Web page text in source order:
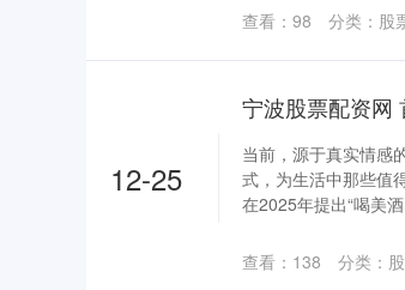
查看： 98 分类： 股
12-25
当前，源于真实情感
式，为生活中那些值
在2025年提出“喝美
查看： 138 分类：